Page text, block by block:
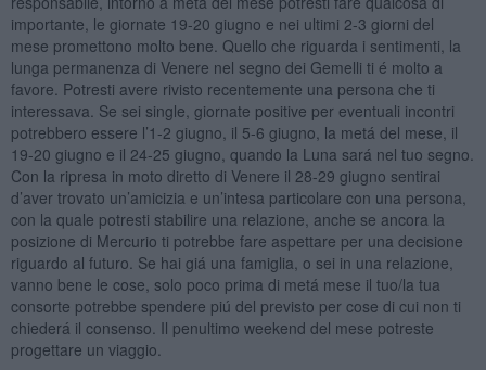
importante, le giornate 19-20 giugno e nei ultimi 2-3 giorni del
mese promettono molto bene. Quello che riguarda i sentimenti, la
lunga permanenza di Venere nel segno dei Gemelli ti é molto a
favore. Potresti avere rivisto recentemente una persona che ti
interessava. Se sei single, giornate positive per eventuali incontri
potrebbero essere l’1-2 giugno, il 5-6 giugno, la metá del mese, il
19-20 giugno e il 24-25 giugno, quando la Luna sará nel tuo segno.
Con la ripresa in moto diretto di Venere il 28-29 giugno sentirai
d’aver trovato un’amicizia e un’intesa particolare con una persona,
con la quale potresti stabilire una relazione, anche se ancora la
posizione di Mercurio ti potrebbe fare aspettare per una decisione
riguardo al futuro. Se hai giá una famiglia, o sei in una relazione,
vanno bene le cose, solo poco prima di metá mese il tuo/la tua
consorte potrebbe spendere piú del previsto per cose di cui non ti
chiederá il consenso. Il penultimo weekend del mese potreste
progettare un viaggio.